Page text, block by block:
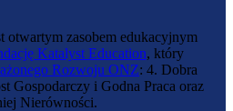
zasobem edukacyjnym
Katalyst Education, który
Rozwoju ONZ: 4. Dobra
Gospodarczy i Godna Praca oraz
Nierówności.